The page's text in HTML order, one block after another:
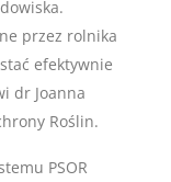
przez rolnika
efektywnie
dr Joanna
Roślin.
PSOR